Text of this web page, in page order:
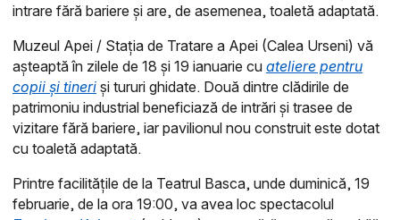
intrare fără bariere și are, de asemenea, toaletă adaptată.
Muzeul Apei / Stația de Tratare a Apei (Calea Urseni) vă
așteaptă în zilele de 18 și 19 ianuarie cu ateliere pentru
copii și tineri și tururi ghidate. Două dintre clădirile de
patrimoniu industrial beneficiază de intrări și trasee de
vizitare fără bariere, iar pavilionul nou construit este dotat
cu toaletă adaptată.
Printre facilitățile de la Teatrul Basca, unde duminică, 19
februarie, de la ora 19:00, va avea loc spectacolul